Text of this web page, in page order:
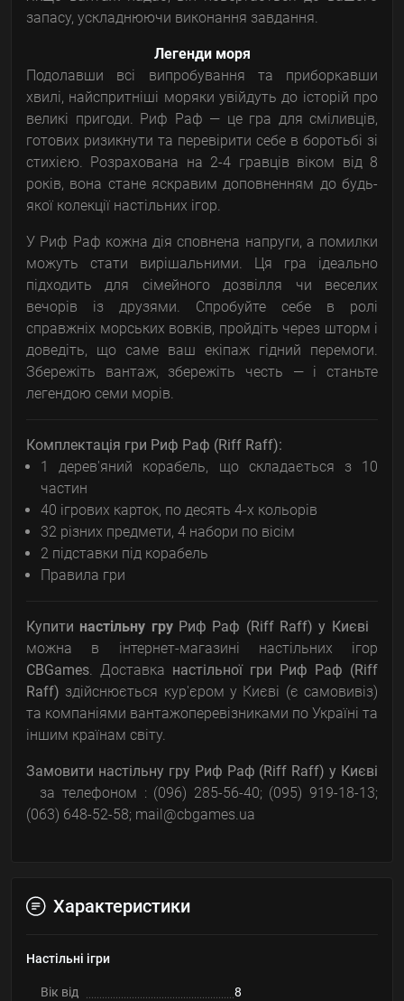
запасу, ускладнюючи виконання завдання.
Легенди моря
Подолавши всі випробування та приборкавши
хвилі, найспритніші моряки увійдуть до історій про
великі пригоди. Риф Раф — це гра для сміливців,
готових ризикнути та перевірити себе в боротьбі зі
стихією. Розрахована на 2-4 гравців віком від 8
років, вона стане яскравим доповненням до будь-
якої колекції настільних ігор.
У Риф Раф кожна дія сповнена напруги, а помилки
можуть стати вирішальними. Ця гра ідеально
підходить для сімейного дозвілля чи веселих
вечорів із друзями. Спробуйте себе в ролі
справжніх морських вовків, пройдіть через шторм і
доведіть, що саме ваш екіпаж гідний перемоги.
Збережіть вантаж, збережіть честь — і станьте
легендою семи морів.
Комплектація гри Риф Раф (Riff Raff):
1 дерев'яний корабель, що складається з 10
частин
40 ігрових карток, по десять 4-х кольорів
32 різних предмети, 4 набори по вісім
2 підставки під корабель
Правила гри
Купити настільну гру Риф Раф (Riff Raff) у Києві
можна в інтернет-магазині настільних ігор
CBGames. Доставка настільної гри Риф Раф (Riff
Raff) здійснюється кур'єром у Києві (є самовивіз)
та компаніями вантажоперевізниками по Україні та
іншим країнам світу.
Замовити настільну гру Риф Раф (Riff Raff) у Києві
за телефоном : (096) 285-56-40; (095) 919-18-13;
(063) 648-52-58; mail@cbgames.ua
Характеристики
Настільні ігри
Вік від 8